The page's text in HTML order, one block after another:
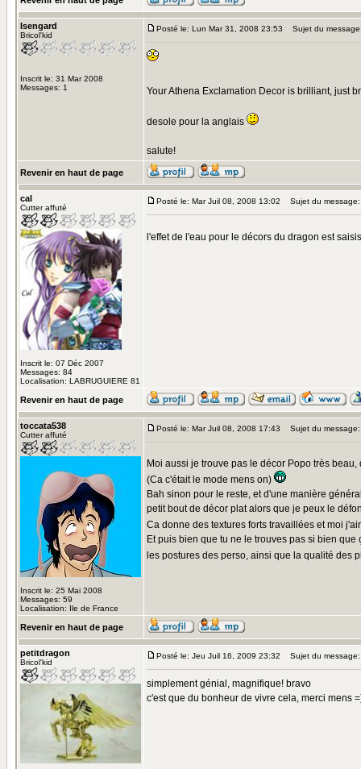
Isengard
Bricol'kid
Inscrit le: 31 Mar 2008
Messages: 1
Posté le: Lun Mar 31, 2008 23:53 Sujet du
Your Athena Exclamation Decor is brilliant, just
desole pour la anglais
salute!
Revenir en haut de page
cal
Cutter affuté
Inscrit le: 07 Déc 2007
Messages: 84
Localisation: LABRUGUIERE 81
Posté le: Mar Juil 08, 2008 13:02 Sujet du message:
l'effet de l'eau pour le décors du dragon est
Revenir en haut de page
toccata538
Cutter affuté
Inscrit le: 25 Mai 2008
Messages: 59
Localisation: Ile de France
Posté le: Mar Juil 08, 2008 17:43 Sujet du message:
Moi aussi je trouve pas le décor Popo très
(Ca c'était le mode mens on)
Bah sinon pour le reste, et d'une manière
petit bout de décor plat alors que je peux le
Ca donne des textures forts travaillées et moi
Et puis bien que tu ne le trouves pas si bien
les postures des perso, ainsi que la qualité des
Revenir en haut de page
petitdragon
Bricol'kid
Posté le: Jeu Juil 16, 2009 23:32 Sujet du message:
simplement génial, magnifique! bravo
c'est que du bonheur de vivre cela, merci mens